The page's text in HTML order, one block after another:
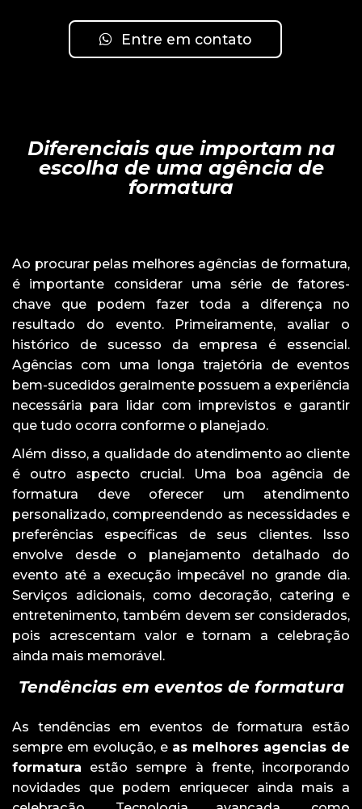
Entre em contato
Diferenciais que importam na
escolha de uma agência de
formatura
Ao procurar pelas melhores agências de formatura,
é importante considerar uma série de fatores-
chave que podem fazer toda a diferença no
resultado do evento. Primeiramente, avaliar o
histórico de sucesso da empresa é essencial.
Agências com uma longa trajetória de eventos
bem-sucedidos geralmente possuem a experiência
necessária para lidar com imprevistos e garantir
que tudo ocorra conforme o planejado.
Além disso, a qualidade do atendimento ao cliente
é outro aspecto crucial. Uma boa agência de
formatura deve oferecer um atendimento
personalizado, compreendendo as necessidades e
preferências específicas de seus clientes. Isso
envolve desde o planejamento detalhado do
evento até a execução impecável no grande dia.
Serviços adicionais, como decoração, catering e
entretenimento, também devem ser considerados,
pois acrescentam valor e tornam a celebração
ainda mais memorável.
Tendências em eventos de formatura
As tendências em eventos de formatura estão
sempre em evolução, e as melhores agencias de
formatura estão sempre à frente, incorporando
novidades que podem enriquecer ainda mais a